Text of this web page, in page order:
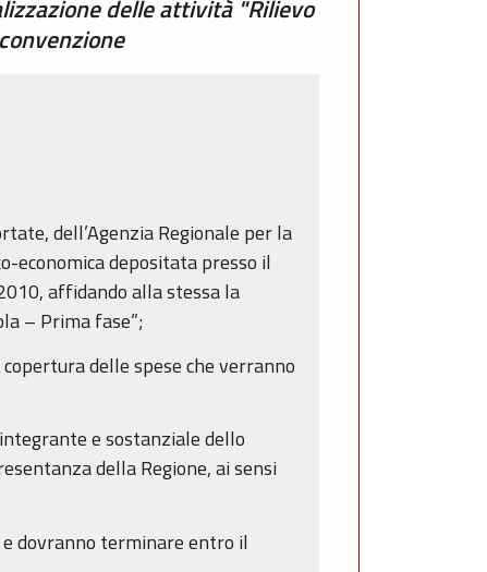
delle attività "Rilievo
dell’Agenzia Regionale per la
economica depositata presso il
affidando alla stessa la
– Prima fase”;
delle spese che verranno
e sostanziale dello
della Regione, ai sensi
dovranno terminare entro il